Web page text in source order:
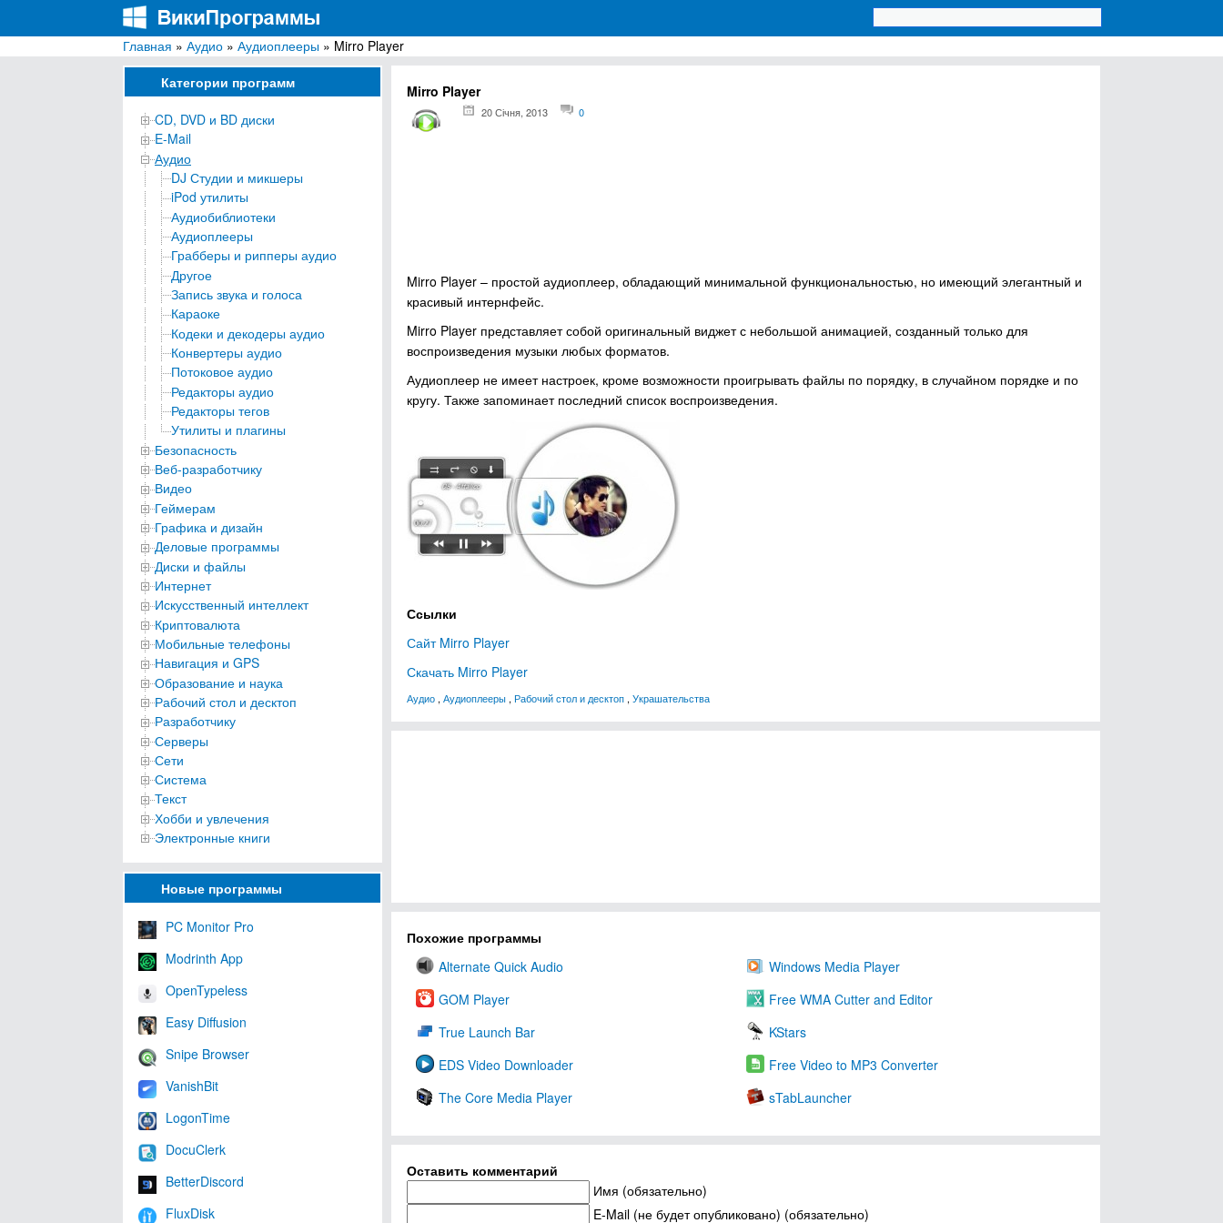
ВикиПрограммы
Энциклопедия бесплатных компьютерных программ для Windows
Главная » Аудио » Аудиоплееры » Mirro Player
Категории программ
CD, DVD и BD диски
E-Mail
Аудио
DJ Студии и микшеры
iPod утилиты
Аудиобиблиотеки
Аудиоплееры
Грабберы и рипперы аудио
Другое
Запись звука и голоса
Караоке
Кодеки и декодеры аудио
Конвертеры аудио
Потоковое аудио
Редакторы аудио
Редакторы тегов
Утилиты и плагины
Безопасность
Веб-разработчику
Видео
Геймерам
Графика и дизайн
Деловые программы
Диски и файлы
Интернет
Искусственный интеллект
Криптовалюта
Мобильные телефоны
Навигация и GPS
Образование и наука
Рабочий стол и десктоп
Разработчику
Серверы
Сети
Система
Текст
Хобби и увлечения
Электронные книги
Новые программы
PC Monitor Pro
Modrinth App
OpenTypeless
Easy Diffusion
Snipe Browser
VanishBit
LogonTime
DocuClerk
BetterDiscord
FluxDisk
Mirro Player
20 Січня, 2013 0
Mirro Player – простой аудиоплеер, обладающий минимальной функциональностью, но имеющий элегантный и
красивый интернфейс.
Mirro Player представляет собой оригинальный виджет с небольшой анимацией, созданный только для
воспроизведения музыки любых форматов.
Аудиоплеер не имеет настроек, кроме возможности проигрывать файлы по порядку, в случайном порядке и по
кругу. Также запоминает последний список воспроизведения.
Ссылки
Сайт Mirro Player
Скачать Mirro Player
Аудио , Аудиоплееры , Рабочий стол и десктоп , Украшательства
Похожие программы
Alternate Quick Audio
Windows Media Player
GOM Player
Free WMA Cutter and Editor
True Launch Bar
KStars
EDS Video Downloader
Free Video to MP3 Converter
The Core Media Player
sTabLauncher
Оставить комментарий
Имя (обязательно)
E-Mail (не будет опубликовано) (обязательно)